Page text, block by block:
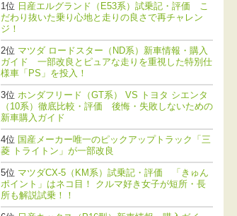
日産エルグランド（E53系）試乗記・評価 こ
だわり抜いた乗り心地と走りの良さで再チャレン
ジ！
マツダ ロードスター（ND系）新車情報・購入
ガイド 一部改良とピュアな走りを重視した特別仕
様車「PS」を投入！
ホンダフリード（GT系） VS トヨタ シエンタ
（10系）徹底比較・評価 後悔・失敗しないための
新車購入ガイド
国産メーカー唯一のピックアップトラック「三
菱 トライトン」が一部改良
マツダCX-5（KM系）試乗記・評価 「きゅん
ポイント」はネコ目！ クルマ好き女子が短所・長
所も解説試乗！！